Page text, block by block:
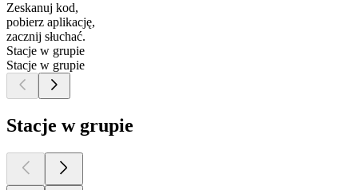
Zeskanuj kod,
pobierz aplikację,
zacznij słuchać.
Stacje w grupie
Stacje w grupie
Stacje w grupie